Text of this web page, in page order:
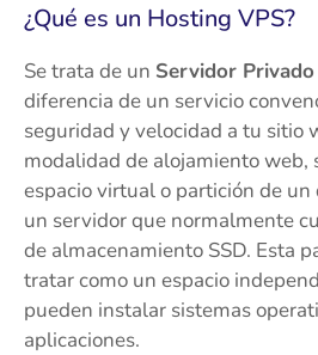
¿Qué es un Hosting VPS?
Se trata de un Servidor
diferencia de un servicio
seguridad y velocidad a tu sitio
modalidad de alojamiento web,
espacio virtual o partición de un
un servidor que normalmente
de almacenamiento SSD. Esta
tratar como un espacio
pueden instalar sistemas
aplicaciones.